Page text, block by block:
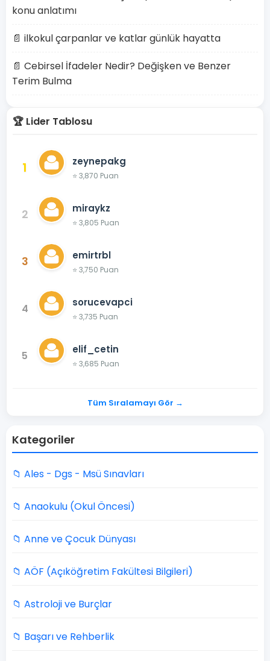
konu anlatımı
📄 ilkokul çarpanlar ve katlar günlük hayatta
📄 Cebirsel İfadeler Nedir? Değişken ve Benzer
Terim Bulma
🏆 Lider Tablosu
1 zeynepakg
⭐ 3,870 Puan
2 miraykz
⭐ 3,805 Puan
3 emirtrbl
⭐ 3,750 Puan
4 sorucevapci
⭐ 3,735 Puan
5 elif_cetin
⭐ 3,685 Puan
Tüm Sıralamayı Gör →
Kategoriler
📁 Ales - Dgs - Msü Sınavları
📁 Anaokulu (Okul Öncesi)
📁 Anne ve Çocuk Dünyası
📁 AÖF (Açıköğretim Fakültesi Bilgileri)
📁 Astroloji ve Burçlar
📁 Başarı ve Rehberlik